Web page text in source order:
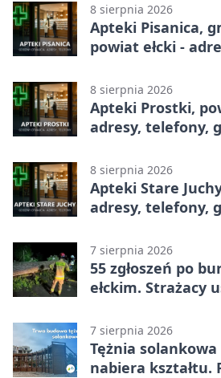
8 sierpnia 2026
Apteki Pisanica,
powiat ełcki -
8 sierpnia 2026
Apteki Prostki,
adresy, telefony,
8 sierpnia 2026
Apteki Stare
adresy, telefony,
7 sierpnia 2026
55 zgłoszeń po
ełckim. Strażacy
7 sierpnia 2026
Tężnia
nabiera kształtu.